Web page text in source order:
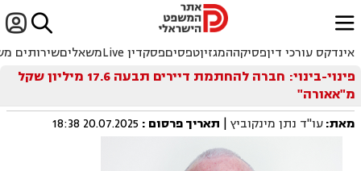

ﱐ
אינדקס עורכי דיןפסיקההמגזיןטפסיםפסקדין Live משאליםשירותים
פינוי-בינוי: חברה להחתמת דיירים תבעה 17.6 מיליון שקל
מ"אאורה"
מאת:עו"ד נתן מינקוביץ | תאריך פרסום :
20.07.2025 18:38